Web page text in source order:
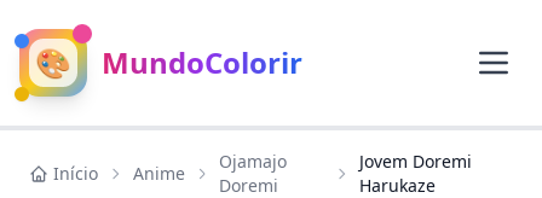
🎨 MundoColorir
Início Anime
Ojamajo
Doremi
Jovem Doremi
Harukaze